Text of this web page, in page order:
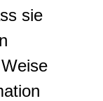
sie